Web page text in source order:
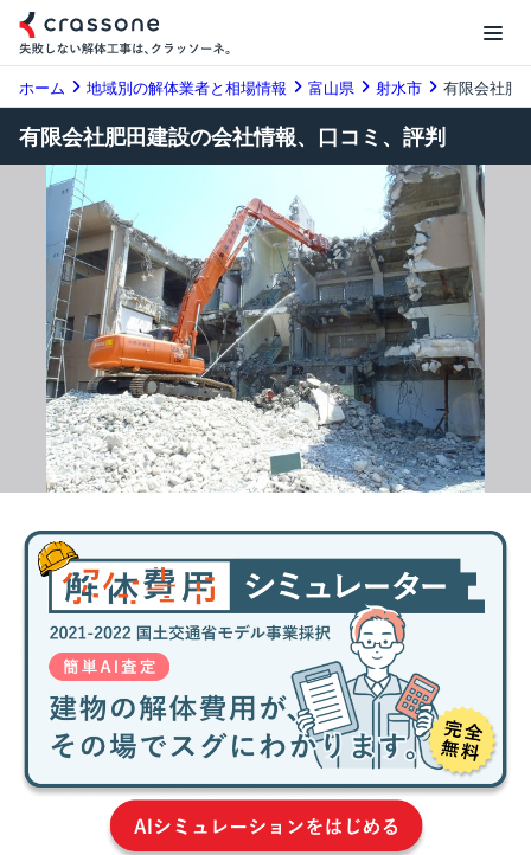
ホーム 地域別の解体業者と相場情報 富山県 射水市 有限会社肥
有限会社肥田建設の会社情報、口コミ、評判